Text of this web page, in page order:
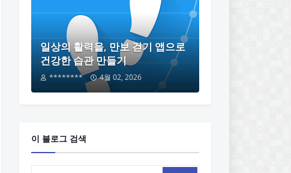
일상의 활력을, 만보 걷기 앱으로
건강한 습관 만들기
******** 4월 02, 2026
이 블로그 검색